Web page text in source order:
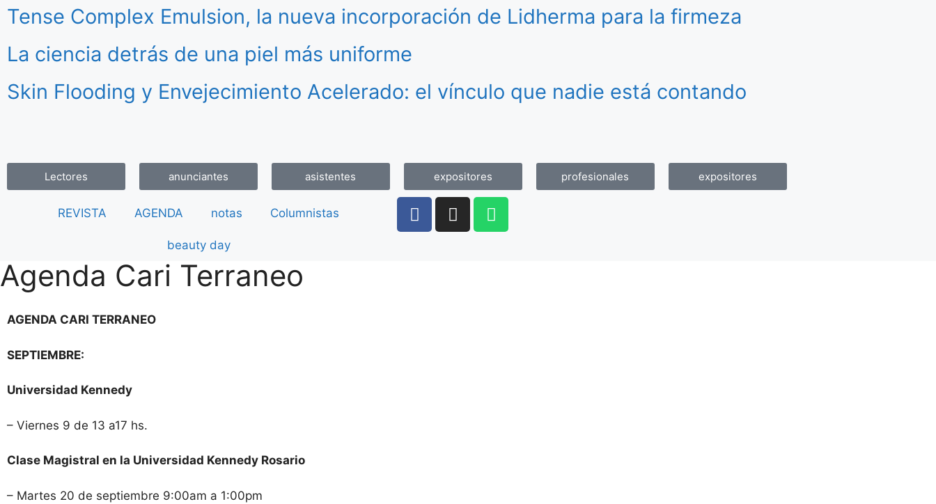
Tense Complex Emulsion, la nueva incorporación de Lidherma para la firmeza
La ciencia detrás de una piel más uniforme
Skin Flooding y Envejecimiento Acelerado: el vínculo que nadie está contando
Lectores anunciantes asistentes expositores profesionales expositores
REVISTA AGENDA notas Columnistas
beauty day
Agenda Cari Terraneo
AGENDA CARI TERRANEO
SEPTIEMBRE:
Universidad Kennedy
– Viernes 9 de 13 a17 hs.
Clase Magistral en la Universidad Kennedy Rosario
– Martes 20 de septiembre 9:00am a 1:00pm